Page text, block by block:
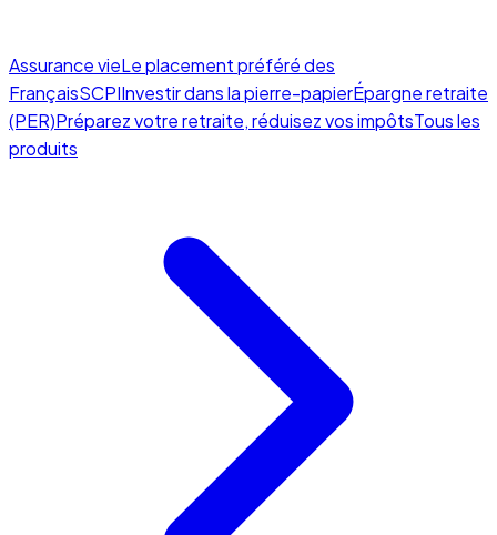
Assurance vieLe placement préféré des
FrançaisSCPIInvestir dans la pierre-papierÉpargne retraite
(PER)Préparez votre retraite, réduisez vos impôtsTous les
produits